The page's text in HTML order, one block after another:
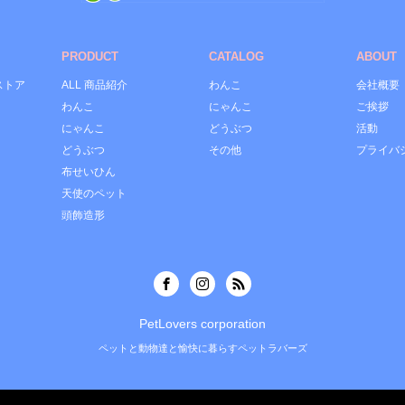
トア
PRODUCT
ALL 商品紹介
わんこ
にゃんこ
どうぶつ
布せいひん
天使のペット
頭飾造形
CATALOG
わんこ
にゃんこ
どうぶつ
その他
ABOUT
会社概要
ご挨拶
活動
プライバ
PetLovers corporation
ペットと動物達と愉快に暮らすペットラバーズ